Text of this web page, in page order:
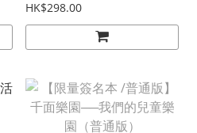
HK$298.00